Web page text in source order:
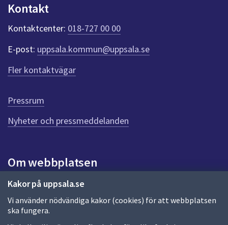
Kakor på uppsala.se
Vi använder nödvändiga kakor (cookies) för att webbplatsen
ska fungera.
k
t
e
r
f
ö
r
e
n
n
a
d
a
Kontakt
Kontaktcenter: 018-727 00 00
E-post: uppsala.kommun@uppsala.se
Fler kontaktvägar
Pressrum
Nyheter och pressmeddelanden
Om webbplatsen
Om webbplatsen
Allmänna handlingar och diarium
Behandling av personuppgifter